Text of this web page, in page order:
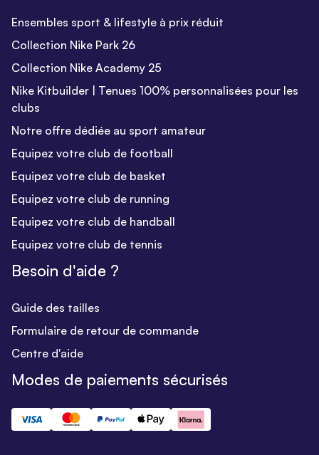
Ensembles sport & lifestyle à prix réduit
Collection Nike Park 26
Collection Nike Academy 25
Nike Kitbuilder | Tenues 100% personnalisées pour les
clubs
Notre offre dédiée au sport amateur
Equipez votre club de football
Equipez votre club de basket
Equipez votre club de running
Equipez votre club de handball
Equipez votre club de tennis
Besoin d'aide ?
Guide des tailles
Formulaire de retour de commande
Centre d'aide
Modes de paiements sécurisés